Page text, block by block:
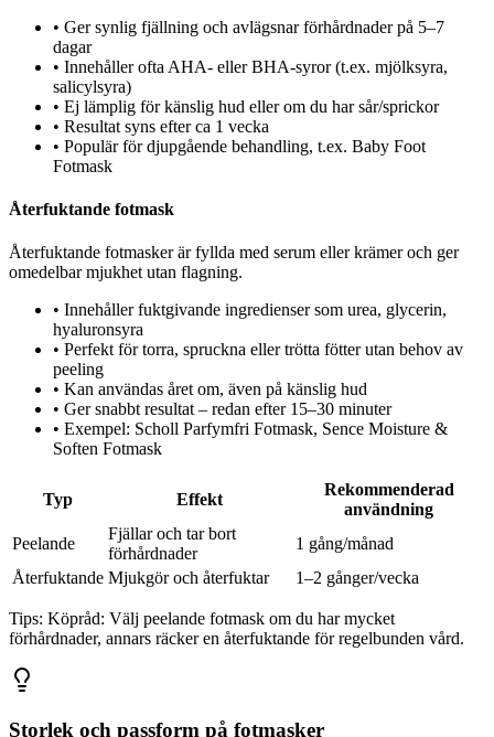
• Ger synlig fjällning och avlägsnar förhårdnader på 5–7
dagar
• Innehåller ofta AHA- eller BHA-syror (t.ex. mjölksyra,
salicylsyra)
• Ej lämplig för känslig hud eller om du har sår/sprickor
• Resultat syns efter ca 1 vecka
• Populär för djupgående behandling, t.ex. Baby Foot
Fotmask
Återfuktande fotmask
Återfuktande fotmasker är fyllda med serum eller krämer och ger
omedelbar mjukhet utan flagning.
• Innehåller fuktgivande ingredienser som urea, glycerin,
hyaluronsyra
• Perfekt för torra, spruckna eller trötta fötter utan behov av
peeling
• Kan användas året om, även på känslig hud
• Ger snabbt resultat – redan efter 15–30 minuter
• Exempel: Scholl Parfymfri Fotmask, Sence Moisture &
Soften Fotmask
Typ Effekt
Rekommenderad
användning
Peelande
Fjällar och tar bort
förhårdnader
1 gång/månad
Återfuktande Mjukgör och återfuktar 1–2 gånger/vecka
Tips: Köpråd: Välj peelande fotmask om du har mycket
förhårdnader, annars räcker en återfuktande för regelbunden vård.
Storlek och passform på fotmasker